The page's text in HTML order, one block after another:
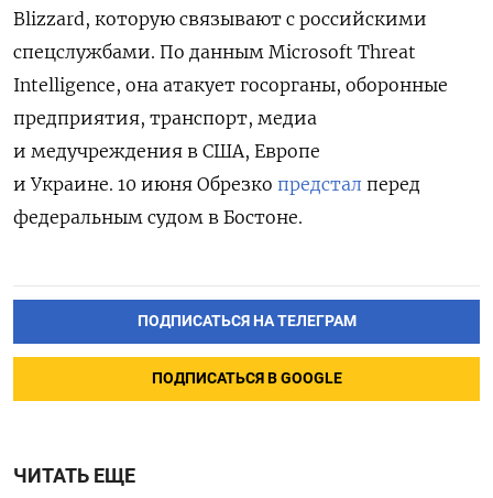
Blizzard, которую связывают с российскими
спецслужбами. По данным Microsoft Threat
Intelligence, она атакует госорганы, оборонные
предприятия, транспорт, медиа
и медучреждения в США, Европе
и Украине. 10 июня Обрезко предстал перед
федеральным судом в Бостоне.
ПОДПИСАТЬСЯ НА ТЕЛЕГРАМ
ПОДПИСАТЬСЯ В GOOGLE
ЧИТАТЬ ЕЩЕ